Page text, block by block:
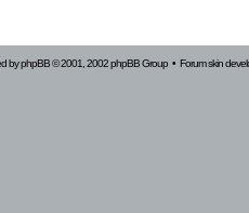
byphpBB© 2001, 2002 phpBB Group • Forum skin